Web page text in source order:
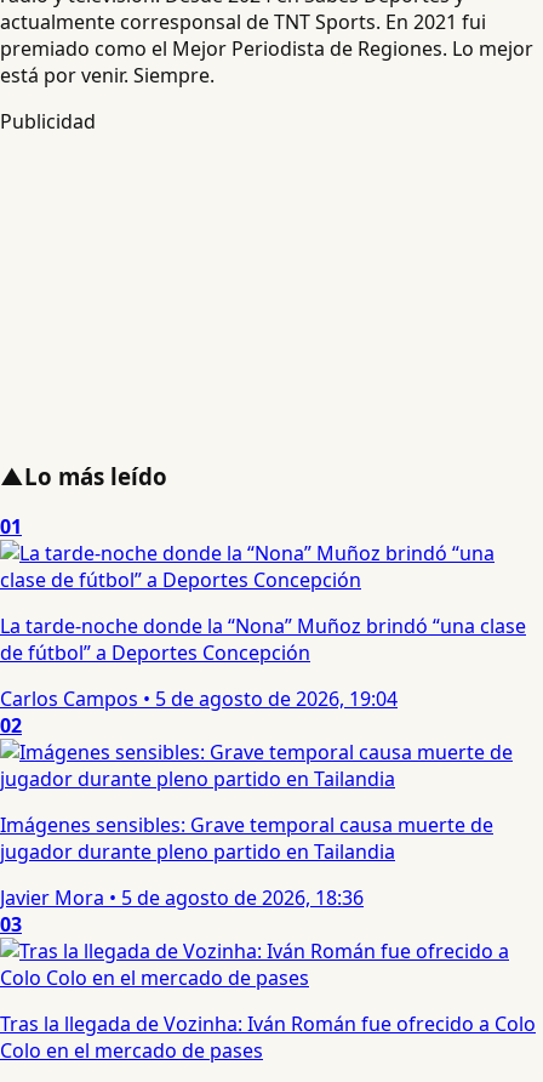
actualmente corresponsal de TNT Sports. En 2021 fui
premiado como el Mejor Periodista de Regiones. Lo mejor
está por venir. Siempre.
Publicidad
▲Lo más leído
01
La tarde-noche donde la “Nona” Muñoz brindó “una clase
de fútbol” a Deportes Concepción
Carlos Campos • 5 de agosto de 2026, 19:04
02
Imágenes sensibles: Grave temporal causa muerte de
jugador durante pleno partido en Tailandia
Javier Mora • 5 de agosto de 2026, 18:36
03
Tras la llegada de Vozinha: Iván Román fue ofrecido a Colo
Colo en el mercado de pases